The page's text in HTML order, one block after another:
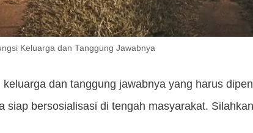
Keluarga dan Tanggung Jawabnya
dan tanggung jawabnya yang harus
siap bersosialisasi di tengah masyarakat.